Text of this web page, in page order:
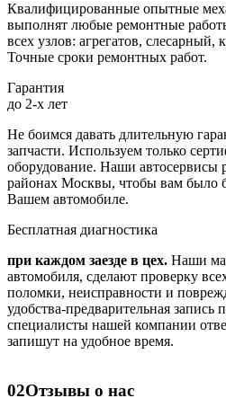
Квалифицированные опытные
выполнят любые ремонтные
всех узлов: агрегатов,
Точные сроки ремонтных работ.
Гарантия
до 2-х лет
Не боимся давать длительную
запчасти. Используем только
оборудование. Наши автосервисы
районах Москвы, чтобы вам было
Вашем автомобиле.
Бесплатная диагностика
при каждом заезде в цех. Наши
автомобиля, сделают проверку
поломки, неисправности и
удобства-предварительная запись
специалисты нашей компании
запишут на удобное время.
02Отзывы о нас